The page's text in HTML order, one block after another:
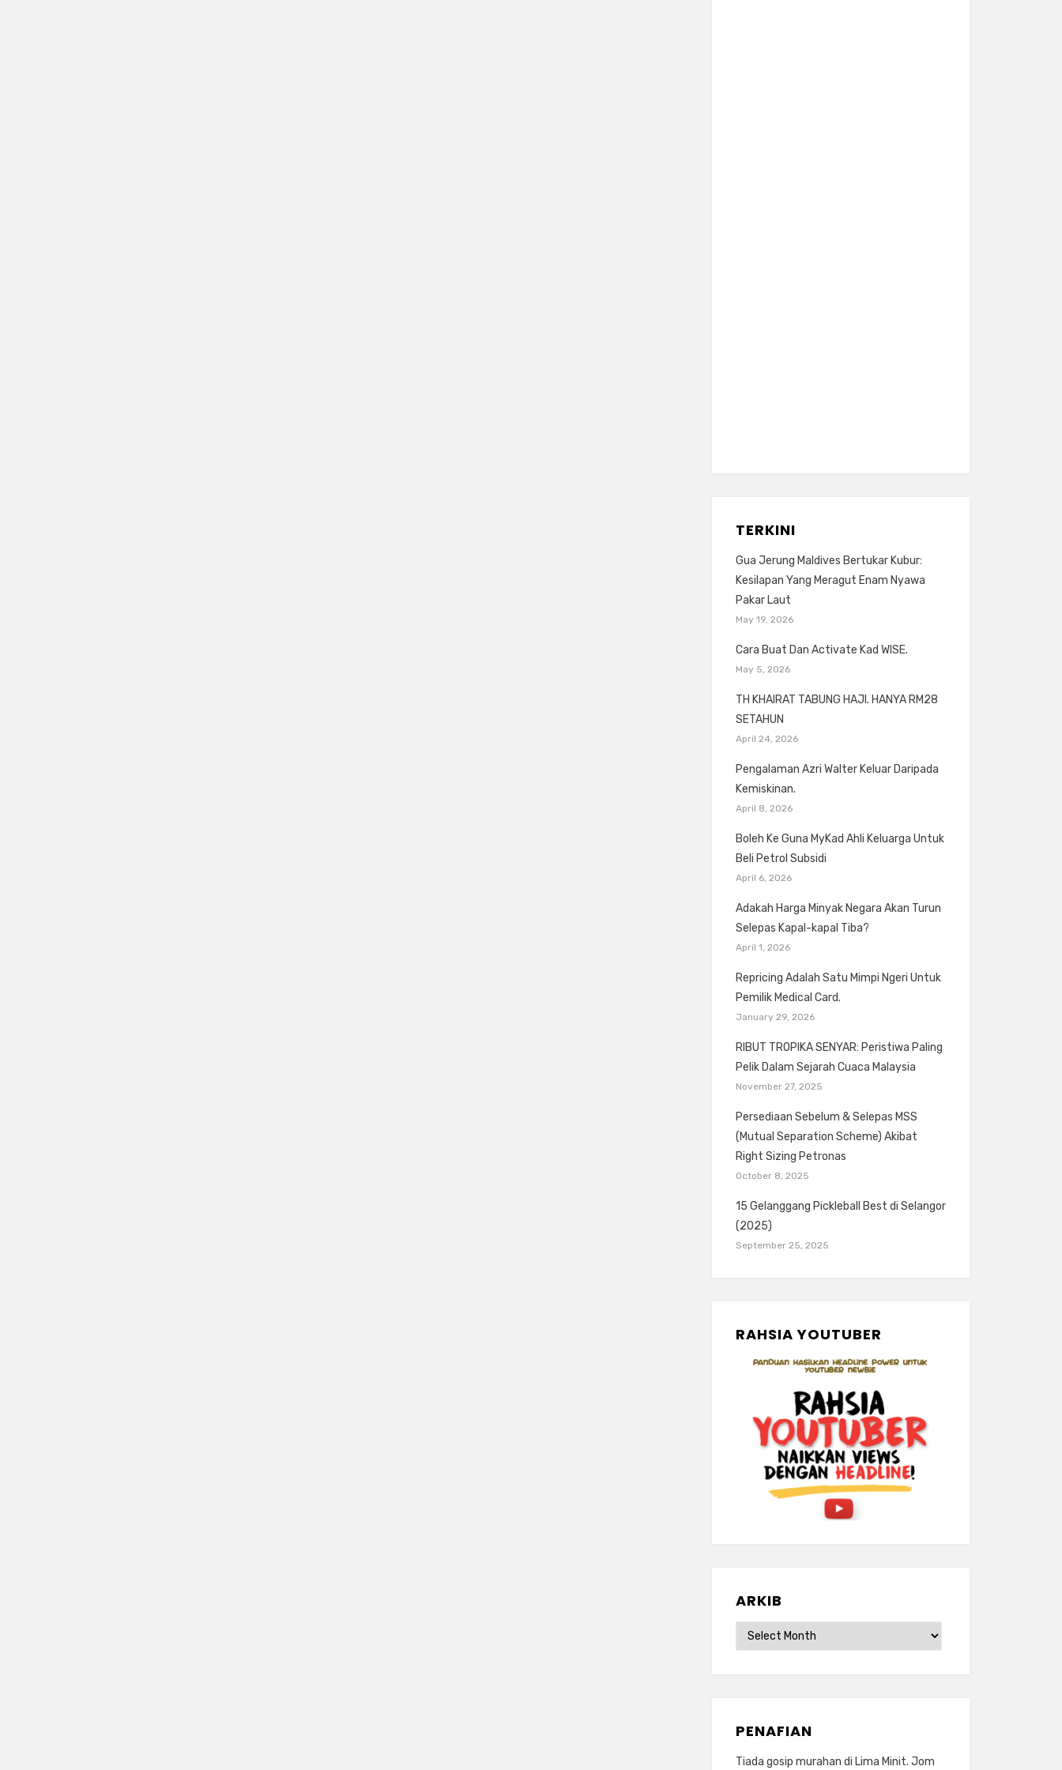
TERKINI
Gua Jerung Maldives Bertukar Kubur:
Kesilapan Yang Meragut Enam Nyawa
Pakar Laut
May 19, 2026
Cara Buat Dan Activate Kad WISE.
May 5, 2026
TH KHAIRAT TABUNG HAJI. HANYA RM28
SETAHUN
April 24, 2026
Pengalaman Azri Walter Keluar Daripada
Kemiskinan.
April 8, 2026
Boleh Ke Guna MyKad Ahli Keluarga Untuk
Beli Petrol Subsidi
April 6, 2026
Adakah Harga Minyak Negara Akan Turun
Selepas Kapal-kapal Tiba?
April 1, 2026
Repricing Adalah Satu Mimpi Ngeri Untuk
Pemilik Medical Card.
January 29, 2026
RIBUT TROPIKA SENYAR: Peristiwa Paling
Pelik Dalam Sejarah Cuaca Malaysia
November 27, 2025
Persediaan Sebelum & Selepas MSS
(Mutual Separation Scheme) Akibat
Right Sizing Petronas
October 8, 2025
15 Gelanggang Pickleball Best di Selangor
(2025)
September 25, 2025
RAHSIA YOUTUBER
ARKIB
ARKIB
PENAFIAN
Tiada gosip murahan di Lima Minit. Jom